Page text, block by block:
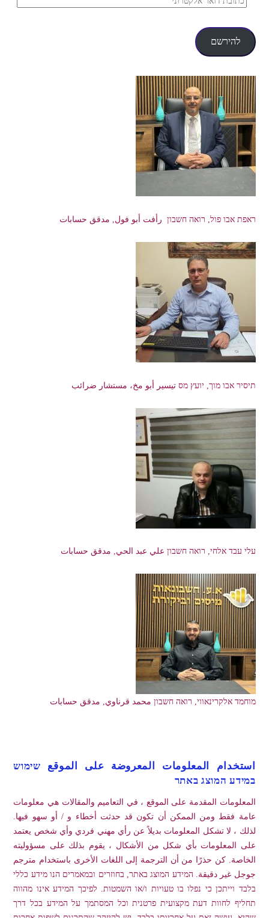
אלקטרוני
להירשם
ראפת אבו פול, רואה חשבון رأفت أبو فول, مدقق حسابات
תיסיר אבו מוך, יועץ מס تيسير أبو مخ، مستشار ضرائب
עלי עבד אלחי, רואה חשבון علي عبد الحي, مدقق حسابات
מוחמד אלקרינאווי, רואה חשבון محمد قرناوي, مدقق حسابات
استخدام المعلومات المعروضة على الموقع שימוש
במידע המוצג באתר
المعلومات المقدمة على الموقع ، في التعاميم والمقالات هي معلومات
عامة فقط ومن الممكن أن تكون قد حدثت أخطاء و / أو سهو فيها.
لذلك ، لا تشكل المعلومات بديلاً عن رأي مهني فردي وأي شخص يعتمد
على المعلومات بأي شكل من الأشكال ، يقوم بذلك على مسؤوليته
الخاصة. كن حذرًا من أن الترجمة إلى اللغات الأخرى باستخدام مترجم
جوجل غير دقيقة. המידע המוצג באתר, בחוזרים ובמאמרים הנו מידע כללי
בלבד וייתכן כי נפלו בו טעויות ו/או השמטות. לפיכך המידע אינו מהווה
תחליף לחוות דעת מקצועית פרטנית וכל המסתמך על המידע בכל דרך